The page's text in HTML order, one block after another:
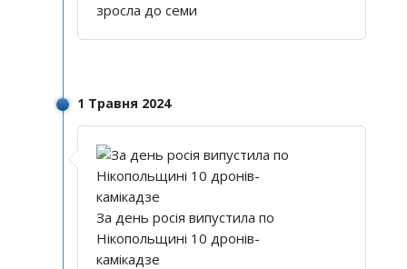
зросла до семи
1 Травня 2024
За день росія випустила по
Нікопольщині 10 дронів-
камікадзе